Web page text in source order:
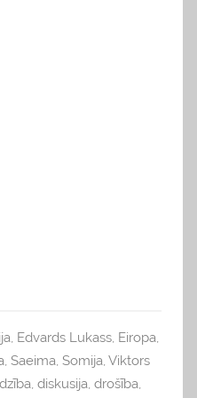
, Edvards Lukass, Eiropa,
, Saeima, Somija, Viktors
, diskusija, drošība,